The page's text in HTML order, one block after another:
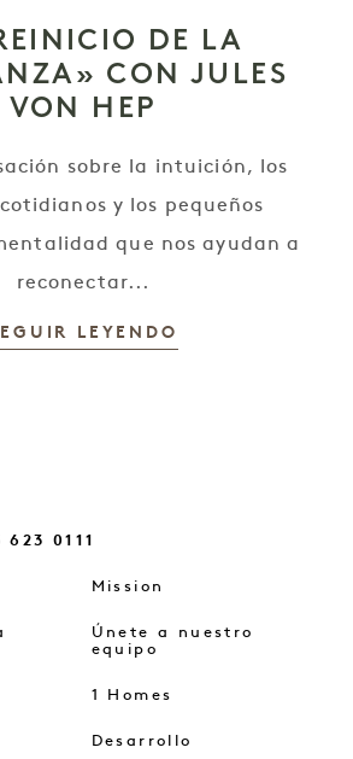
DE LA
CON JULES
VON HEP
sobre la intuición, los
y los pequeños
que nos ayudan a
reconectar...
LEYENDO
0111
Mission
Únete a nuestro
equipo
1 Homes
Desarrollo